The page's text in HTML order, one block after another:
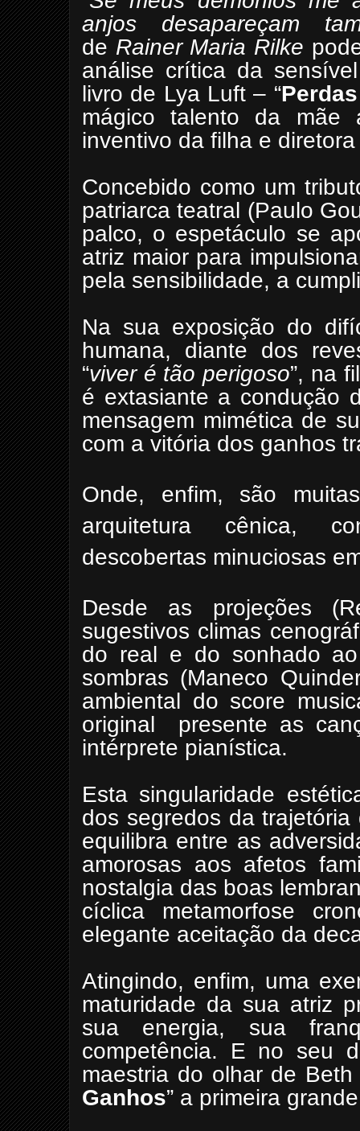
anjos desapareçam
de Rainer Maria Rilke
análise crítica da
livro de Lya Luft – “
mágico talento da mãe
inventivo da filha e
Concebido como um
patriarca teatral (Paulo
palco, o espetáculo se
atriz maior para
pela sensibilidade, a
Na sua exposição do
humana, diante dos
“viver é tão perigoso”, na
é extasiante a condução
mensagem mimética de
com a vitória dos ganhos
Onde, enfim, são
arquitetura cênica,
descobertas minuciosas
Desde as projeções
sugestivos climas
do real e do sonhado
sombras (Maneco
ambiental do score
original
presente as
intérprete pianística.
Esta singularidade
dos segredos da
equilibra entre as
amorosas aos afetos
nostalgia das boas
cíclica metamorfose
elegante aceitação da
Atingindo, enfim, uma
maturidade da sua atriz
sua energia, sua
competência. E no seu
maestria do olhar de
Ganhos” a primeira